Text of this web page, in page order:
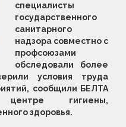
специалисты
государственного
санитарного
надзора совместно с
профсоюзами
обследовали более
условия труда
сообщили БЕЛТА
центре гигиены,
здоровья.